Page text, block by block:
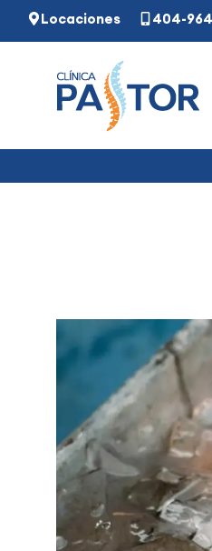
Locaciones 404-